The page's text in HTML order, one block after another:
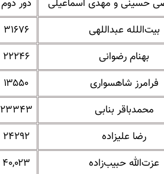
حسینی و مهدی اسماعیلی
دور دوم
بیت‌اللله عبداللهی
۳۱۶۷۶
بهنام رضوانی
۲۲۲۴۶
فرامرز شاهسواری
۱۳۵۵۰
محمدباقر بنابی
۲۳۳۴۳
رضا علیزاده
۲۴۲۹۲
عزت‌الله حبیب‌زاده
۴۰,۰۲۳